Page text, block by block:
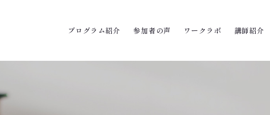
プログラム紹介 参加者の声 ワークラボ 講師紹介